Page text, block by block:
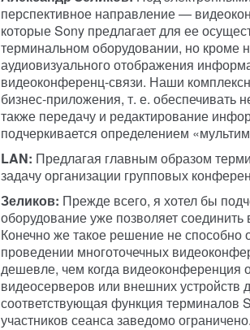
перспективное направление —
которые Sony предлагает для ее
терминальном оборудовании, но кроме
аудиовизуального отображения
видеоконференц-связи. Наши
бизнес-приложения, т. е.
также передачу и редактирование
подчеркивается определением
LAN: Предлагая главным образом
задачу организации групповых
Зеликов: Прежде всего, я хотел бы
оборудование уже позволяет
Конечно же такое решение не способно
проведении многоточечных
дешевле, чем когда видеоконференция
видеосерверов или внешних устройств
соответствующая функция терминалов
участников сеанса заведомо ограничено.